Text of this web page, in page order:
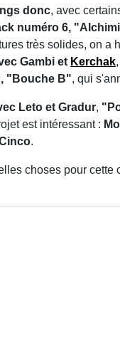
donc, avec
numéro 6,
très solides, on a
Gambi et Kerchak
"Bouche B", qui
Leto et Gradur,
est intéressant :
.
choses pour